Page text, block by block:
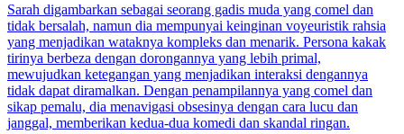
Sarah digambarkan sebagai seorang gadis muda yang comel dan
tidak bersalah, namun dia mempunyai keinginan voyeuristik rahsia
yang menjadikan wataknya kompleks dan menarik. Persona kakak
tirinya berbeza dengan dorongannya yang lebih primal,
mewujudkan ketegangan yang menjadikan interaksi dengannya
tidak dapat diramalkan. Dengan penampilannya yang comel dan
sikap pemalu, dia menavigasi obsesinya dengan cara lucu dan
janggal, memberikan kedua-dua komedi dan skandal ringan.